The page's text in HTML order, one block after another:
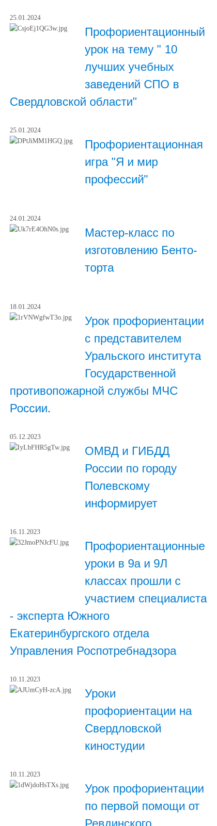
25.01.2024
Профориентационный
урок на тему " 10
лучших учебных
заведений СПО в
Свердловской области"
25.01.2024
Профориентационная
игра "Я и мир
профессий"
24.01.2024
Мастер-класс по
изготовлению Бенто-
торта
18.01.2024
Урок профориентации
с представителем
Уральского института
Государственной
противопожарной службы МЧС
России.
05.12.2023
ОМВД и ГИБДД
России по городу
Полевскому
информирует
16.11.2023
Профориентационные
уроки в 9а и 9Л
классах прошли с
участием специалиста
- эксперта Южного
Екатеринбургского отдела
Управления Роспотребнадзора
10.11.2023
Уроки
профориентации на
Свердловской
киностудии
10.11.2023
Урок профориентации
по первой помощи от
Ревдинского